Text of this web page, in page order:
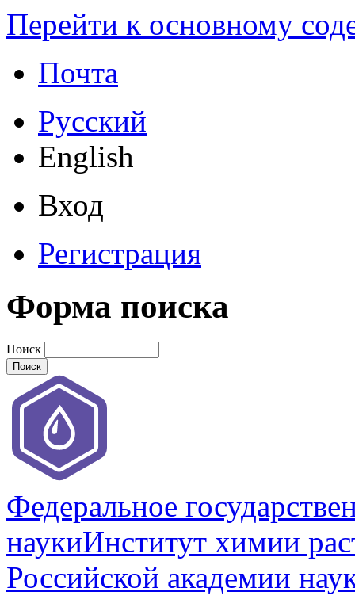
Перейти к основному
Почта
Русский
English
Вход
Регистрация
Форма поиска
Поиск
Федеральное
наукиИнститут химии
Российской академии